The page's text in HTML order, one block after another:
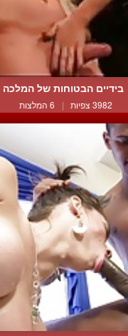
בידיים הבטוחות של המלכה
3982 צפיות | 6 המלצות